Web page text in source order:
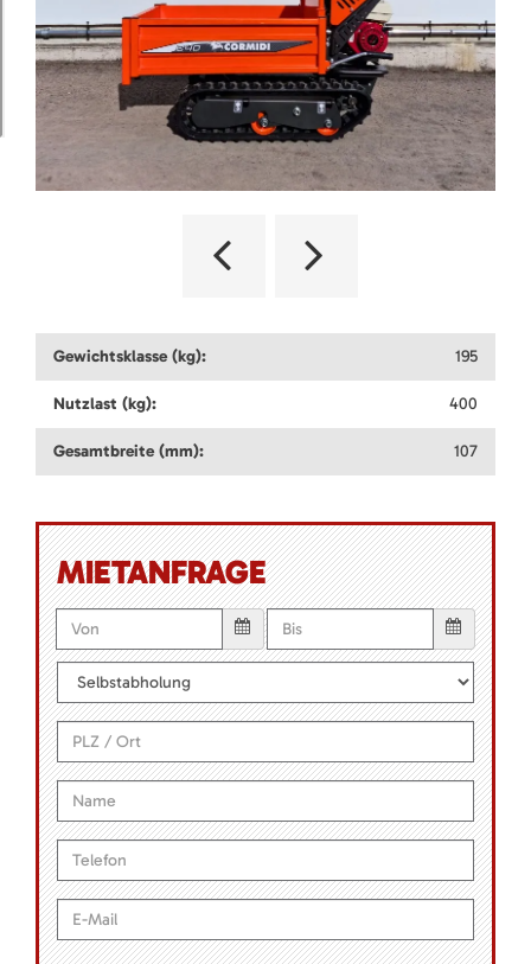
Gewichtsklasse (kg): 195
Nutzlast (kg): 400
Gesamtbreite (mm): 107
MIETANFRAGE